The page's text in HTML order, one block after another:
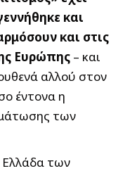
και
και στις
Ευρώπης – και
αλλού στον
έντονα η
των
των